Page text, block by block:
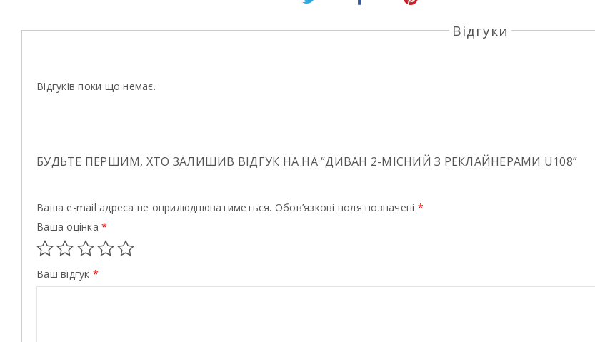
Відгуки
Відгуків поки що немає.
БУДЬТЕ ПЕРШИМ, ХТО ЗАЛИШИВ ВІДГУК НА НА “ДИВАН 2-МІСНИЙ З РЕКЛАЙНЕРАМИ U108”
Ваша e-mail адреса не оприлюднюватиметься. Обов’язкові поля позначені *
Ваша оцінка *
Ваш відгук *